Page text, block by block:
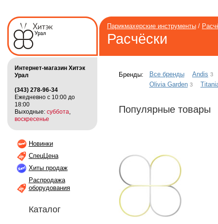
Парикмахерские инструменты/
Расчёски
Интернет-магазин Хитэк
Урал
(343) 278-96-34
Ежедневно с 10:00 до
18:00
Выходные: суббота
воскресенье
Новинки
СпецЦена
Хиты продаж
Распродажа
оборудования
Каталог
Бренды: Все бренды Andis 3
Olivia Garden 3
Популярные товары